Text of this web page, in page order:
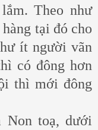
Theo như
tại đó cho
ít người vãn
có đông hơn
thì mới đông
toạ, dưới